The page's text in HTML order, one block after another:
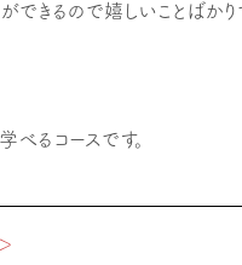
できるので嬉しいことばかり
べるコースです。